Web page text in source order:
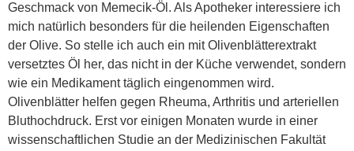
Geschmack von Memecik-Öl. Als Apotheker interessiere ich
mich natürlich besonders für die heilenden Eigenschaften
der Olive. So stelle ich auch ein mit Olivenblätterextrakt
versetztes Öl her, das nicht in der Küche verwendet, sondern
wie ein Medikament täglich eingenommen wird.
Olivenblätter helfen gegen Rheuma, Arthritis und arteriellen
Bluthochdruck. Erst vor einigen Monaten wurde in einer
wissenschaftlichen Studie an der Medizinischen Fakultät